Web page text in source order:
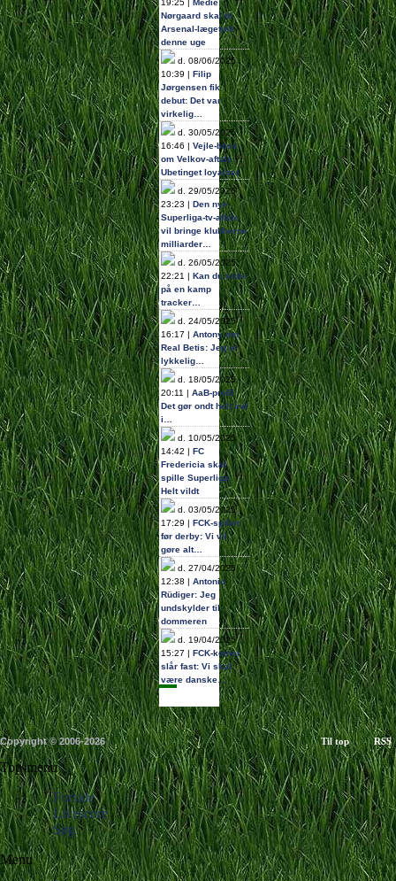
19:25 |
Medie:
Nørgaard skal til
Arsenal-lægetjek
denne uge
d. 08/06/2025
10:39 | Filip
Jørgensen fik
debut: Det var
virkelig…
d. 30/05/2025
16:46 | Vejle-boss
om Velkov-aftale:
Ubetinget loyalitet
d. 29/05/2025
23:23 | Den nye
Superliga-tv-aftale
vil bringe klubberne
milliarder…
d. 26/05/2025
22:21 | Kan du stole
på en kamp
tracker…
d. 24/05/2025
16:17 | Antony om
Real Betis: Jeg er
lykkelig…
d. 18/05/2025
20:11 | AaB-profil:
Det gør ondt helt ind
i…
d. 10/05/2025
14:42 | FC
Fredericia skal
spille Superliga:
Helt vildt
d. 03/05/2025
17:29 | FCK-spiller
før derby: Vi vil
gøre alt…
d. 27/04/2025
12:38 | Antonio
Rüdiger: Jeg
undskylder til
dommeren
d. 19/04/2025
15:27 | FCK-komet
slår fast: Vi skal
være danske…
Copyright © 2006-2026 Til top RSS
Top-menu
Forside
Livescore
Søg
Menu